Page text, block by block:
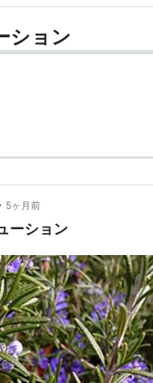
ション
5ヶ月前
ーション